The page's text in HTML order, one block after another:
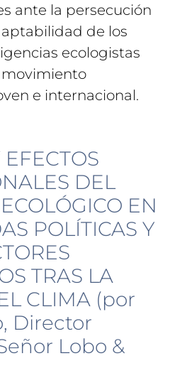
ante la persecución
de los
ecologistas
e internacional.
DEL
EN
POLÍTICAS Y
TRAS LA
CLIMA (por
Director
Lobo &